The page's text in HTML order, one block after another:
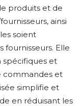
produits et de
ainsi
soient
fournisseurs. Elle
spécifiques et
commandes et
simplifie et
en réduisant les